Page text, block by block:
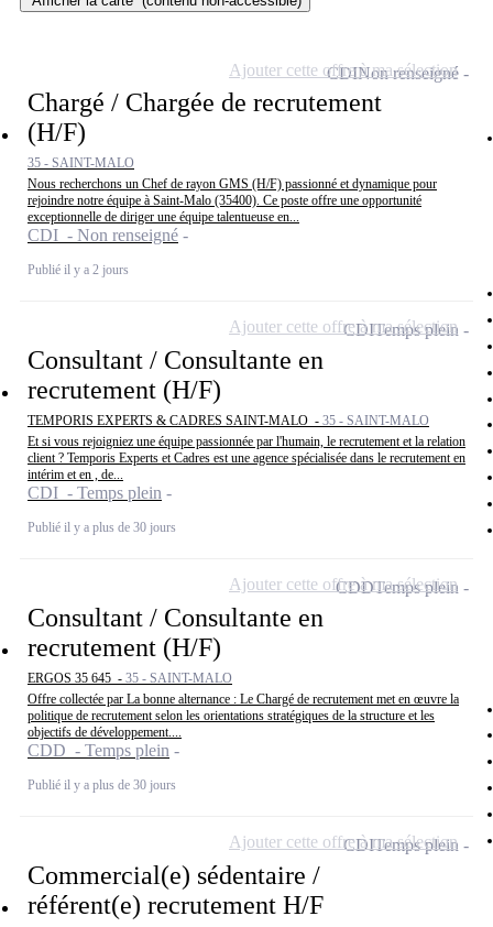
Chargé / Chargée de recrutement
(H/F)
35 - SAINT-MALO
Nous recherchons un Chef de rayon GMS (H/F) passionné et dynamique pour
rejoindre notre équipe à Saint-Malo (35400). Ce poste offre une opportunité
exceptionnelle de diriger une équipe talentueuse en...
CDI - Non renseigné
Publié il y a 2 jours
CDINon renseigné
Ajouter cette offre à ma sélection
Consultant / Consultante en
recrutement (H/F)
TEMPORIS EXPERTS & CADRES SAINT-MALO - 35 - SAINT-MALO
Et si vous rejoigniez une équipe passionnée par l'humain, le recrutement et la relation
client ? Temporis Experts et Cadres est une agence spécialisée dans le recrutement en
intérim et en , de...
CDI - Temps plein
Publié il y a plus de 30 jours
CDITemps plein
Ajouter cette offre à ma sélection
Consultant / Consultante en
recrutement (H/F)
ERGOS 35 645 - 35 - SAINT-MALO
Offre collectée par La bonne alternance : Le Chargé de recrutement met en œuvre la
politique de recrutement selon les orientations stratégiques de la structure et les
objectifs de développement....
CDD - Temps plein
Publié il y a plus de 30 jours
CDDTemps plein
Ajouter cette offre à ma sélection
Commercial(e) sédentaire /
référent(e) recrutement H/F
CDITemps plein
Ajouter cette offre à ma sélection